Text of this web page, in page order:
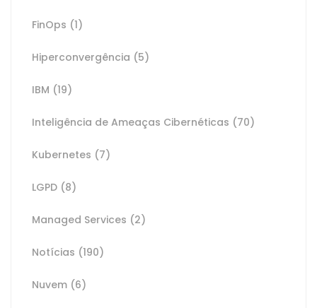
FinOps (1)
Hiperconvergência (5)
IBM (19)
Inteligência de Ameaças Cibernéticas (70)
Kubernetes (7)
LGPD (8)
Managed Services (2)
Notícias (190)
Nuvem (6)